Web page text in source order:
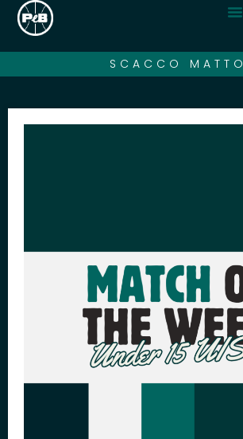
SCACCO MATTO